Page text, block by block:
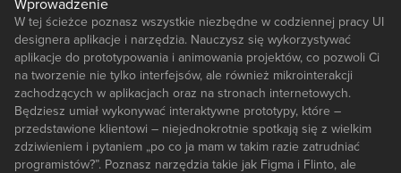
Wprowadzenie
W tej ścieżce poznasz wszystkie niezbędne w codziennej pracy UI
designera aplikacje i narzędzia. Nauczysz się wykorzystywać
aplikacje do prototypowania i animowania projektów, co pozwoli Ci
na tworzenie nie tylko interfejsów, ale również mikrointerakcji
zachodzących w aplikacjach oraz na stronach internetowych.
Będziesz umiał wykonywać interaktywne prototypy, które –
przedstawione klientowi – niejednokrotnie spotkają się z wielkim
zdziwieniem i pytaniem „po co ja mam w takim razie zatrudniać
programistów?”. Poznasz narzędzia takie jak Figma i Flinto, ale